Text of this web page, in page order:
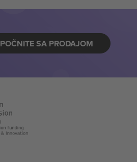
POČNITE SA PRODAJOM